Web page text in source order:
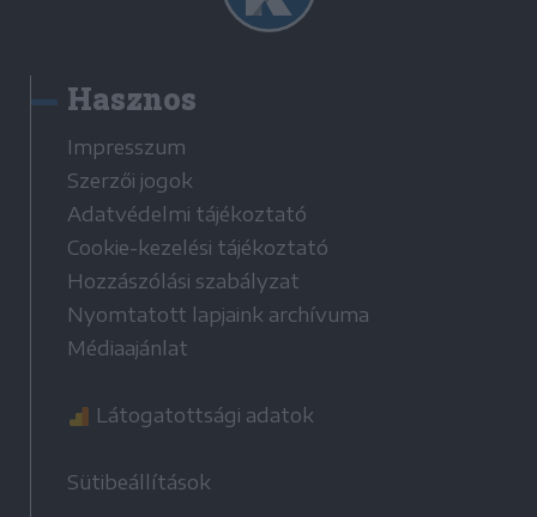
Hasznos
Impresszum
Szerzői jogok
Adatvédelmi tájékoztató
Cookie-kezelési tájékoztató
Hozzászólási szabályzat
Nyomtatott lapjaink archívuma
Médiaajánlat
Látogatottsági adatok
Sütibeállítások